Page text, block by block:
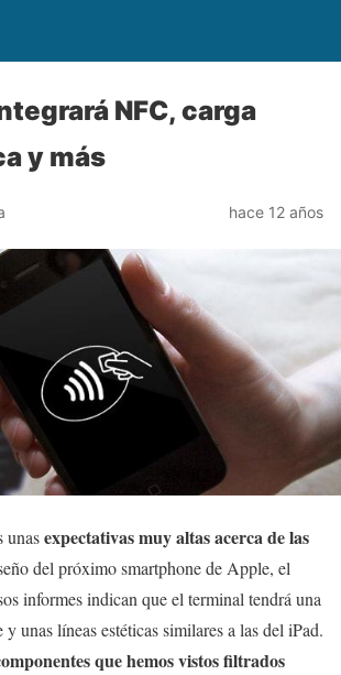
NFC, carga
y más
hace 12 años
unasexpectativas muy altas acerca de las
del próximo smartphone de Apple, el
informes indican que el terminal tendrá una
unas líneas estéticas similares a las del iPad.
que hemos vistos filtrados